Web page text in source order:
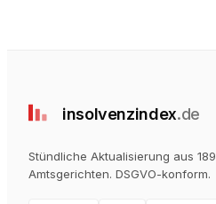
insolvenzindex.de
Stündliche Aktualisierung aus 189
Amtsgerichten. DSGVO-konform.